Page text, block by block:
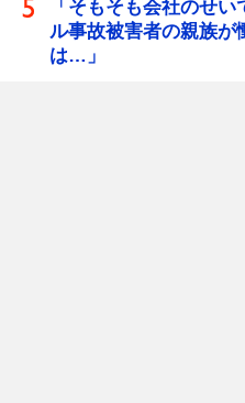
「そもそも会社のせ
ル事故被害者の親族
は…」